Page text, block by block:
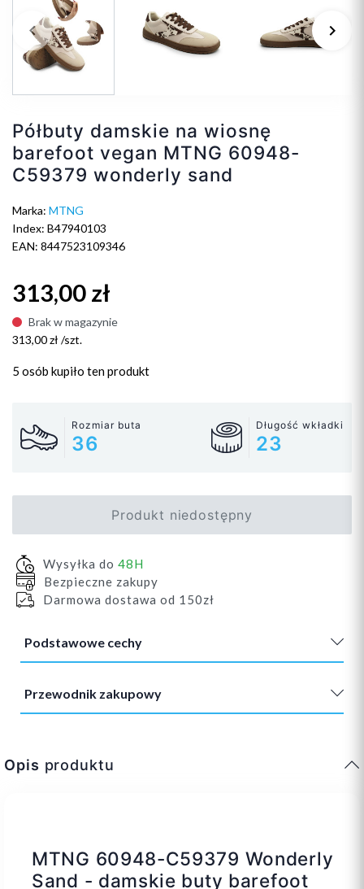
Poprzedni
keyboard_arrow_left keyboard_arrow_right
Półbuty damskie na wiosnę
barefoot vegan MTNG 60948-
C59379 wonderly sand
Marka: MTNG
Index: B47940103
EAN: 8447523109346
313,00 zł
Brak w magazynie
313,00 zł /szt.
5 osób kupiło ten produkt
Rozmiar buta
36
Długość wkładki
23
Produkt niedostępny
Wysyłka do 48H
Bezpieczne zakupy
Darmowa dostawa od 150zł
Podstawowe cechy
Przewodnik zakupowy
Opis produktu
MTNG 60948-C59379 Wonderly
Sand - damskie buty barefoot